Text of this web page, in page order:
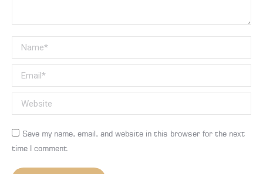
Name *
Email *
Website
Save my name, email, and website in this browser for the next
time I comment.